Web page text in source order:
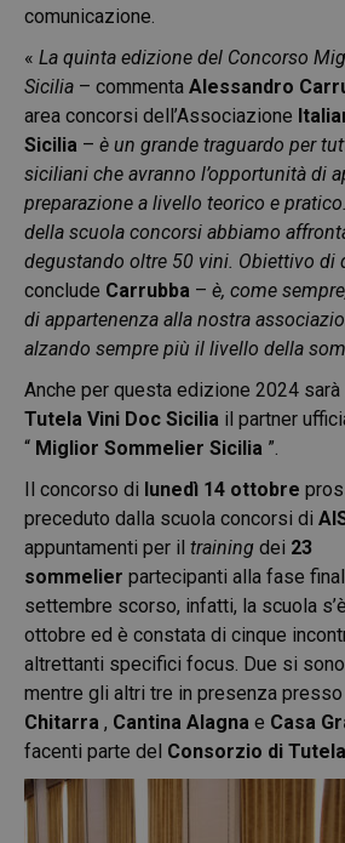
comunicazione.
« La quinta edizione del Concorso
Sicilia – commenta Alessandro
area concorsi dell’Associazione
Sicilia – è un grande traguardo per
siciliani che avranno l’opportunità di
preparazione a livello teorico e
della scuola concorsi abbiamo
degustando oltre 50 vini. Obiettivo di
conclude Carrubba – è, come
di appartenenza alla nostra
alzando sempre più il livello della
Anche per questa edizione 2024 sarà
Tutela Vini Doc Sicilia il partner
“ Miglior Sommelier Sicilia ”.
Il concorso di lunedì 14 ottobre
preceduto dalla scuola concorsi di
appuntamenti per il training dei 23
sommelier partecipanti alla fase
settembre scorso, infatti, la scuola
ottobre ed è constata di cinque
altrettanti specifici focus. Due si
mentre gli altri tre in presenza presso
Chitarra , Cantina Alagna e Casa
facenti parte del Consorzio di